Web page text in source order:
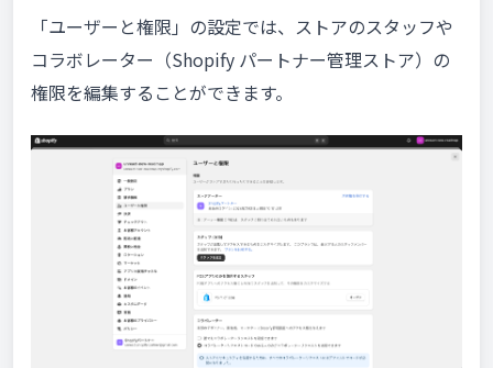
「ユーザーと権限」の設定では、ストアのスタッフや
コラボレーター（Shopify パートナー管理ストア）の
権限を編集することができます。